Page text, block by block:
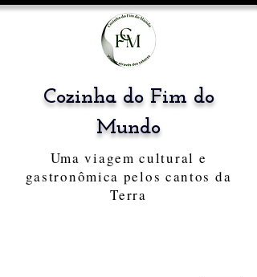
Cozinha do Fim do
Mundo
Uma viagem cultural e
gastronômica pelos cantos da
Terra